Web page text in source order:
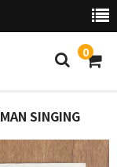
0
SINGING